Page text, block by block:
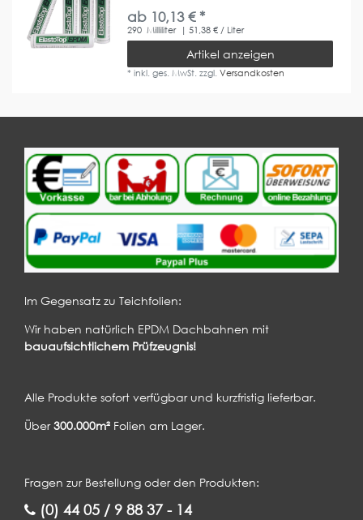
ab 10,13 € *
290 Milliliter | 51,38 € / Liter
Artikel anzeigen
*inkl. ges. MwSt.zzgl.Versandkosten
Im Gegensatz zu Teichfolien:
Wir haben natürlich EPDM Dachbahnen mit
bauaufsichtlichem Prüfzeugnis!
Alle Produkte sofort verfügbar und kurzfristig lieferbar.
Über300.000m² Folien am Lager.
Fragen zur Bestellung oder den Produkten:
(0) 44 05 / 9 88 37 - 14